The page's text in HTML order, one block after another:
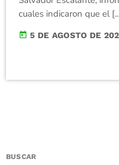
cuales indicaron que el
today 5 DE AGOSTO DE
BUSCAR